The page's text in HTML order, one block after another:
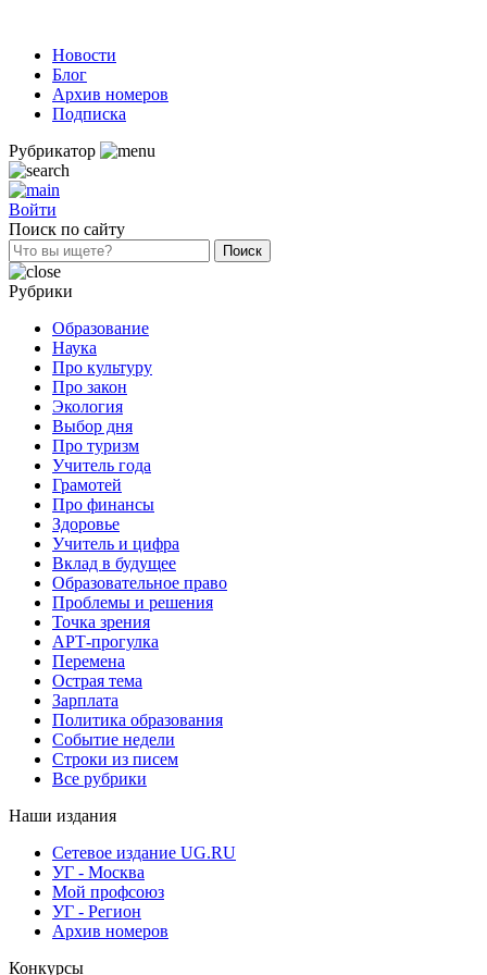
Новости
Блог
Архив номеров
Подписка
Рубрикатор
Войти
Поиск по сайту
Рубрики
Образование
Наука
Про культуру
Про закон
Экология
Выбор дня
Про туризм
Учитель года
Грамотей
Про финансы
Здоровье
Учитель и цифра
Вклад в будущее
Образовательное право
Проблемы и решения
Точка зрения
АРТ-прогулка
Перемена
Острая тема
Зарплата
Политика образования
Событие недели
Строки из писем
Все рубрики
Наши издания
Сетевое издание UG.RU
УГ - Москва
Мой профсоюз
УГ - Регион
Архив номеров
Конкурсы